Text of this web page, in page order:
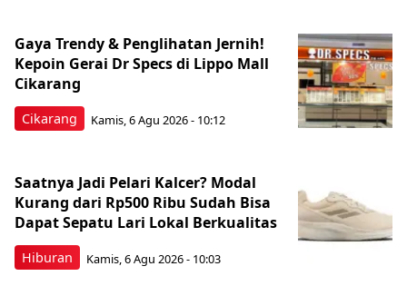
Cikarang
Gaya Trendy & Penglihatan Jernih!
Kepoin Gerai Dr Specs di Lippo Mall
Cikarang
Kamis, 6 Agu 2026 - 10:12
Hiburan
Saatnya Jadi Pelari Kalcer? Modal
Kurang dari Rp500 Ribu Sudah Bisa
Dapat Sepatu Lari Lokal Berkualitas
Kamis, 6 Agu 2026 - 10:03